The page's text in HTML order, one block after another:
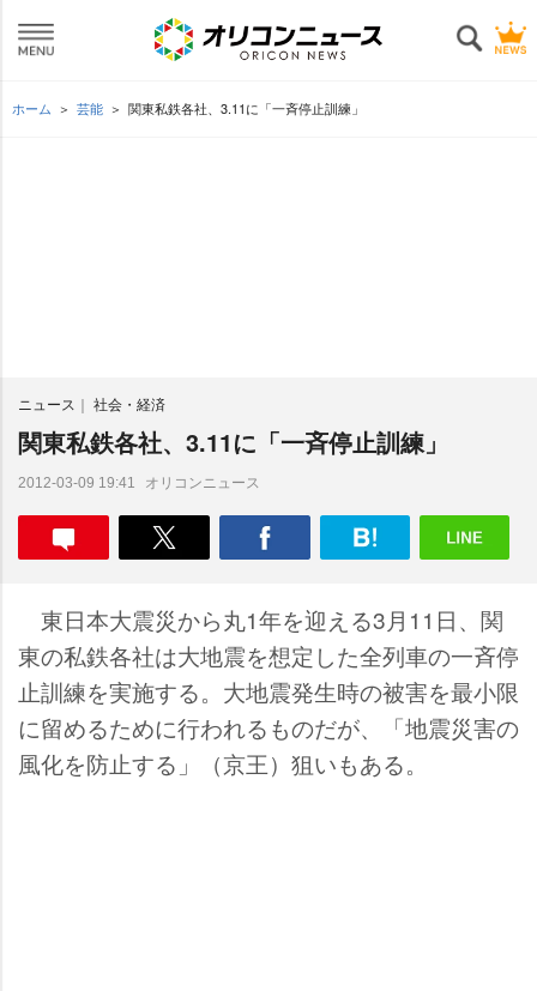
ホーム 芸能 関東私鉄各社、3.11に「一斉停止訓練」
ニュース 社会・経済
関東私鉄各社、3.11に「一斉停止訓練」
2012-03-09 19:41 オリコンニュース
東日本大震災から丸1年を迎える3月11日、関
東の私鉄各社は大地震を想定した全列車の一斉停
止訓練を実施する。大地震発生時の被害を最小限
に留めるために行われるものだが、「地震災害の
風化を防止する」（京王）狙いもある。